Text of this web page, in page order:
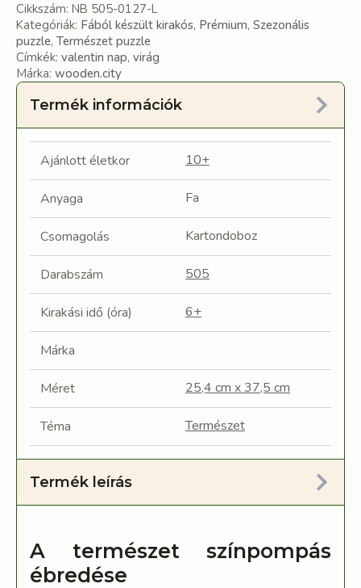
Cikkszám: NB 505-0127-L
Kategóriák: Fából készült kirakós, Prémium, Szezonális
puzzle, Természet puzzle
Címkék: valentin nap, virág
Márka: wooden.city
Termék információk
Ajánlott életkor 10+
Anyaga Fa
Csomagolás Kartondoboz
Darabszám 505
Kirakási idő (óra) 6+
Márka
Méret 25,4 cm x 37,5 cm
Téma Természet
Termék leírás
A természet színpompás
ébredése